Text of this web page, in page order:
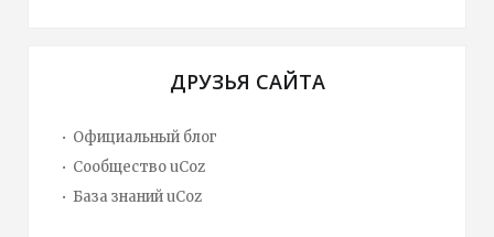
ДРУЗЬЯ САЙТА
Официальный блог
Сообщество uCoz
База знаний uCoz